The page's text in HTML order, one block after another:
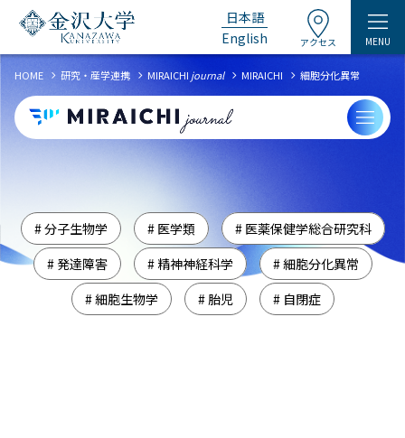
日本語
English
アクセス MENU
HOME chevron_right 研究・産学連携 chevron_right MIRAICHI journal chevron_right MIRAICHI chevron_right 細胞分化異常
# 分子生物学 # 医学類
# 医薬保健学総合研究科
# 発達障害
# 精神神経科学
# 細胞分化異常
# 細胞生物学
# 胎児 # 自閉症